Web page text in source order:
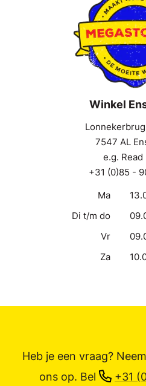
Winkel
7547 AL
e.g. Read
+31 (0)85 -
Ma
Di t/m do
Vr
Za
Heb je een vraag?
ons op. Bel +31